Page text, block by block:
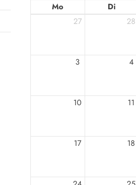
Mo Di
27
28
3 4
10 11
17 18